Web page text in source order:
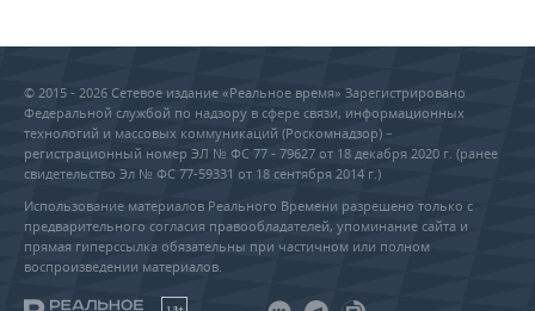
© 2015 - 2026 Сетевое издание «Реальное время» Зарегистрировано
Федеральной службой по надзору в сфере связи, информационных
технологий и массовых коммуникаций (Роскомнадзор) –
регистрационный номер ЭЛ № ФС 77 - 79627 от 18 декабря 2020 г. (ранее
свидетельство Эл № ФС 77-59331 от 18 сентября 2014 г.)
Использование материалов Реального Времени разрешено только с
предварительного согласия правообладателей, упоминание сайта и
прямая гиперссылка обязательны при частичном или полном
воспроизведении материалов.
18+